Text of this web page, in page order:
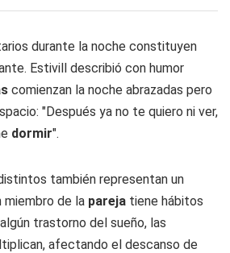
durante la noche constituyen
Estivill describió con humor
comienzan la noche abrazadas pero
"Después ya no te quiero ni ver,
dormir".
también representan un
miembro de la pareja tiene hábitos
trastorno del sueño, las
afectando el descanso de